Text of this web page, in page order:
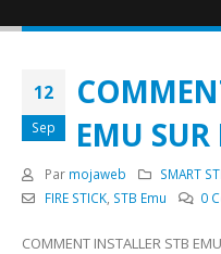
12
Sep
EMU SUR
Par mojaweb
SMART
FIRE STICK, STB Emu 0
COMMENT INSTALLER STB